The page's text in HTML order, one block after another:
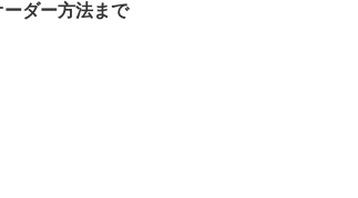
ダー方法まで